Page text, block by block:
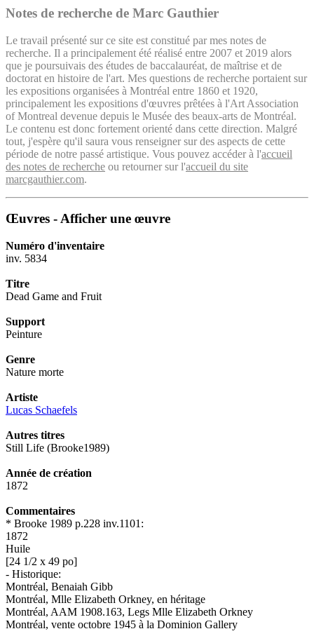
Notes de recherche de Marc Gauthier
Le travail présenté sur ce site est constitué par mes notes de
recherche. Il a principalement été réalisé entre 2007 et 2019 alors
que je poursuivais des études de baccalauréat, de maîtrise et de
doctorat en histoire de l'art. Mes questions de recherche portaient sur
les expositions organisées à Montréal entre 1860 et 1920,
principalement les expositions d'œuvres prêtées à l'Art Association
of Montreal devenue depuis le Musée des beaux-arts de Montréal.
Le contenu est donc fortement orienté dans cette direction. Malgré
tout, j'espère qu'il saura vous renseigner sur des aspects de cette
période de notre passé artistique. Vous pouvez accéder à l'accueil
des notes de recherche ou retourner sur l'accueil du site
marcgauthier.com.
Œuvres - Afficher une œuvre
Numéro d'inventaire
inv. 5834
Titre
Dead Game and Fruit
Support
Peinture
Genre
Nature morte
Artiste
Lucas Schaefels
Autres titres
Still Life (Brooke1989)
Année de création
1872
Commentaires
* Brooke 1989 p.228 inv.1101:
1872
Huile
[24 1/2 x 49 po]
- Historique:
Montréal, Benaiah Gibb
Montréal, Mlle Elizabeth Orkney, en héritage
Montréal, AAM 1908.163, Legs Mlle Elizabeth Orkney
Montréal, vente octobre 1945 à la Dominion Gallery